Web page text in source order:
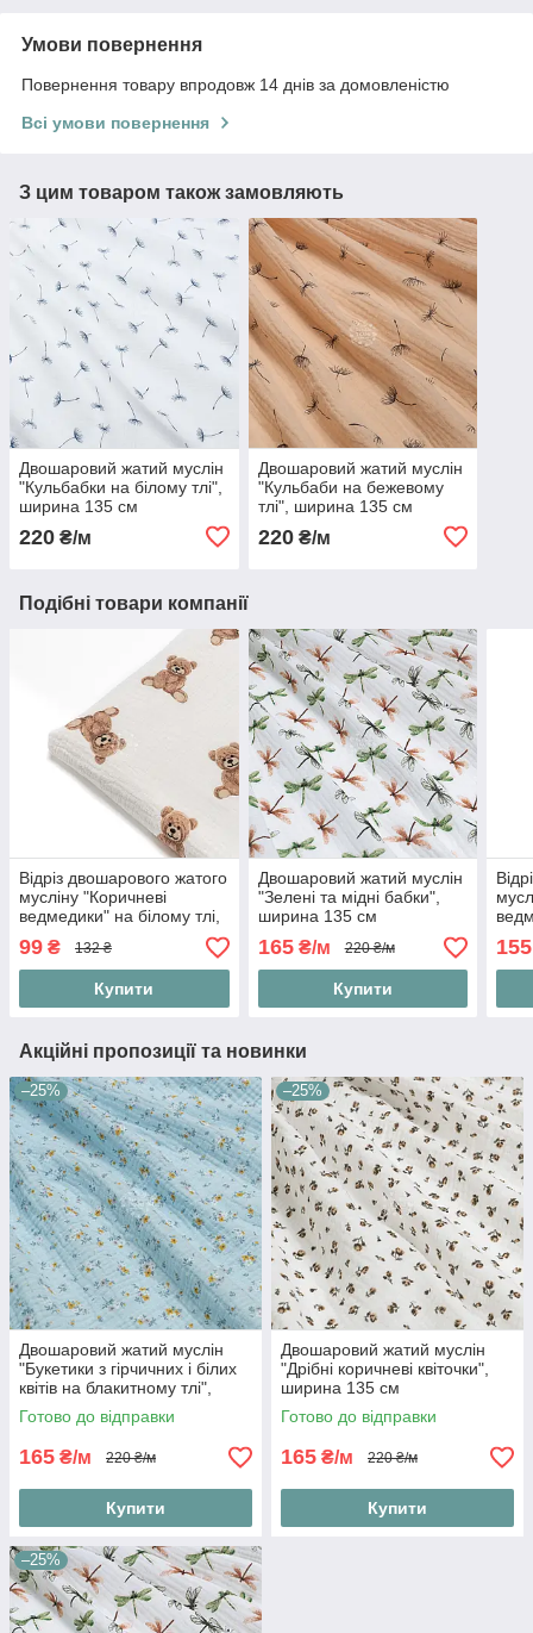
Умови повернення
Повернення товару впродовж 14 днів за домовленістю
Всі умови повернення
З цим товаром також замовляють
Двошаровий жатий муслін
"Кульбабки на білому тлі",
ширина 135 см
220 ₴/м
Двошаровий жатий муслін
"Кульбаби на бежевому
тлі", ширина 135 см
220₴/м
Подібні товари компанії
Відріз двошарового жатого
мусліну "Коричневі
ведмедики" на білому тлі,
розмір 60*135 см
99 ₴ 132 ₴
Купити
Двошаровий жатий муслін
"Зелені та мідні бабки",
ширина 135 см
165₴/м 220 ₴/м
Купити
Акційні пропозиції та новинки
–25%
Двошаровий жатий муслін
"Букетики з гірчичних і білих
квітів на блакитному тлі",
ширина 135 см
Готово до відправки
165 ₴/м 220 ₴/м
Купити
–25%
Двошаровий жатий муслін
"Дрібні коричневі квіточки",
ширина 135 см
Готово до відправки
165 ₴/м 220 ₴/м
Купити
–25%